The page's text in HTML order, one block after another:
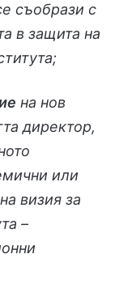
съобрази с
в защита на
на нов
директор,
или
визия за
–